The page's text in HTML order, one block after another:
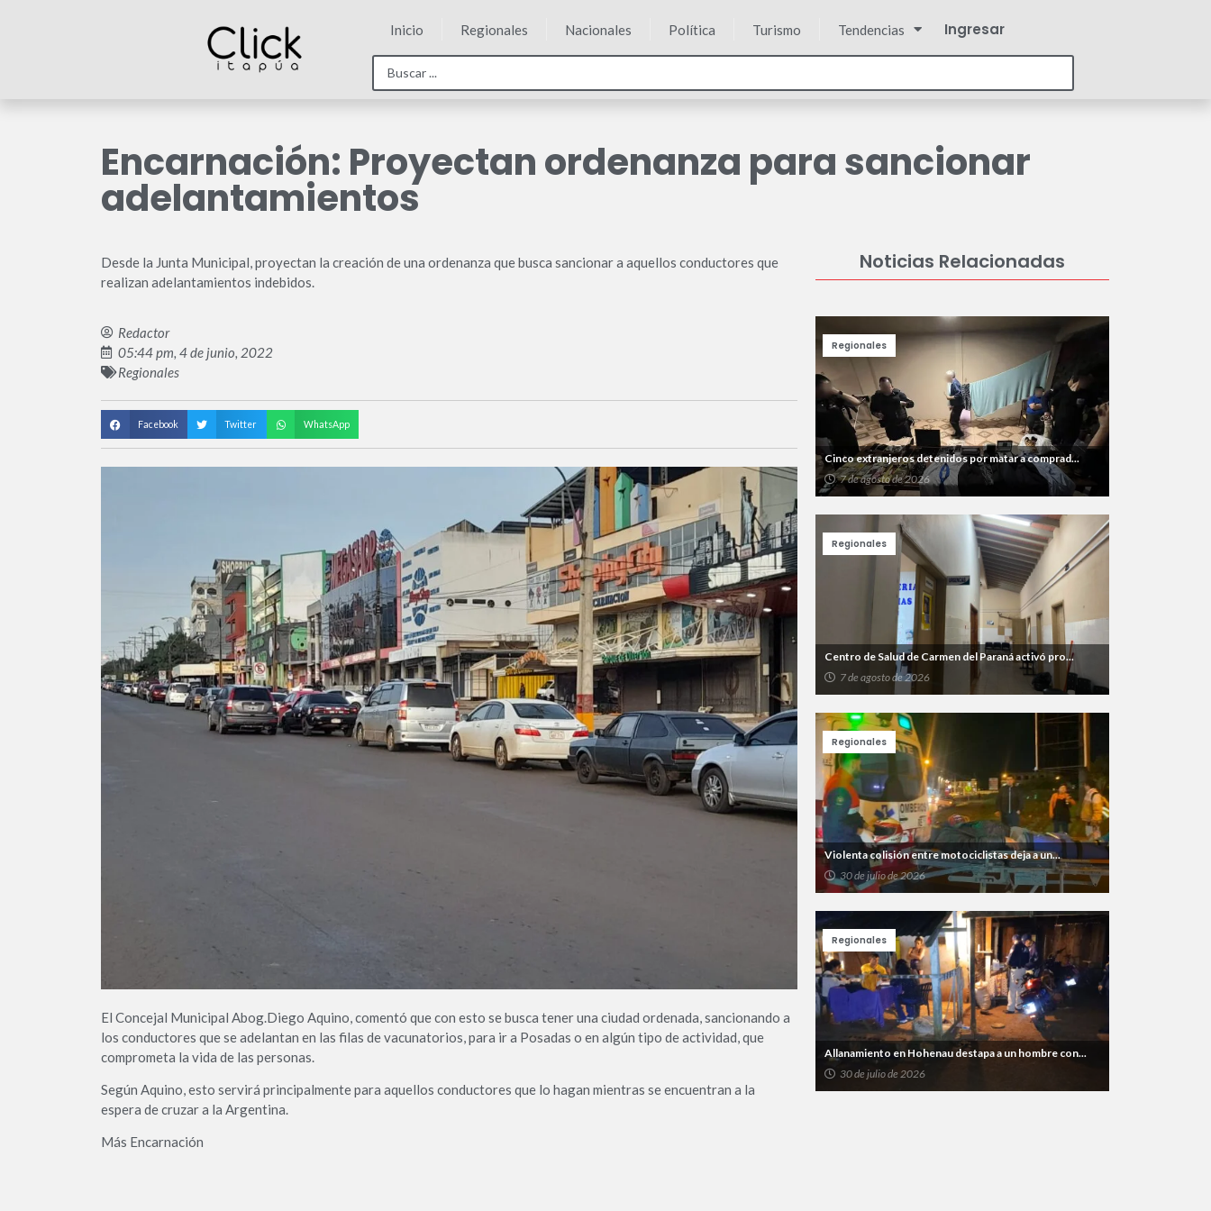
Inicio Regionales Nacionales Política Turismo Tendencias Ingresar
Encarnación: Proyectan ordenanza para sancionar
adelantamientos
Desde la Junta Municipal, proyectan la creación de una ordenanza que busca sancionar a aquellos conductores que
realizan adelantamientos indebidos.
Redactor
05:44 pm, 4 de junio, 2022
Regionales
Facebook Twitter WhatsApp
El Concejal Municipal Abog.Diego Aquino, comentó que con esto se busca tener una ciudad ordenada, sancionando a
los conductores que se adelantan en las filas de vacunatorios, para ir a Posadas o en algún tipo de actividad, que
comprometa la vida de las personas.
Según Aquino, esto servirá principalmente para aquellos conductores que lo hagan mientras se encuentran a la
espera de cruzar a la Argentina.
Más Encarnación
Noticias Relacionadas
Cinco extranjeros detenidos por matar a comprad...
7 de agosto de 2026
Regionales
Centro de Salud de Carmen del Paraná activó pro...
7 de agosto de 2026
Regionales
Violenta colisión entre motociclistas deja a un...
30 de julio de 2026
Regionales
Allanamiento en Hohenau destapa a un hombre con...
30 de julio de 2026
Regionales